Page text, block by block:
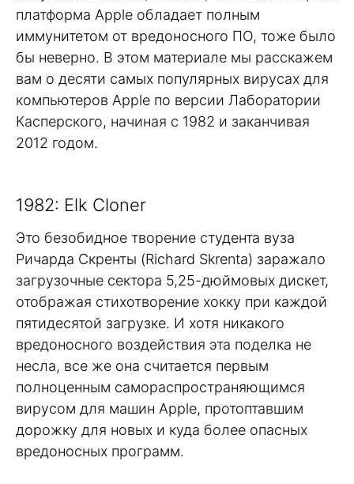
платформа Apple обладает полным
иммунитетом от вредоносного ПО, тоже было
бы неверно. В этом материале мы расскажем
вам о десяти самых популярных вирусах для
компьютеров Apple по версии Лаборатории
Касперского, начиная с 1982 и заканчивая
2012 годом.
1982: Elk Cloner
Это безобидное творение студента вуза
Ричарда Скренты (Richard Skrenta) заражало
загрузочные сектора 5,25-дюймовых дискет,
отображая стихотворение хокку при каждой
пятидесятой загрузке. И хотя никакого
вредоносного воздействия эта поделка не
несла, все же она считается первым
полноценным самораспространяющимся
вирусом для машин Apple, протоптавшим
дорожку для новых и куда более опасных
вредоносных программ.